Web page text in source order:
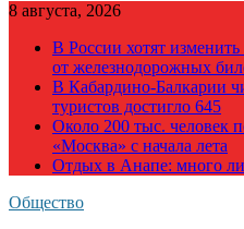
8 августа, 2026
В России хотят
от железнодорожных
В Кабардино-Балкарии
туристов достигло 645
Около 200 тыс. человек
«Москва» с начала лета
Отдых в Анапе: много ли
Общество